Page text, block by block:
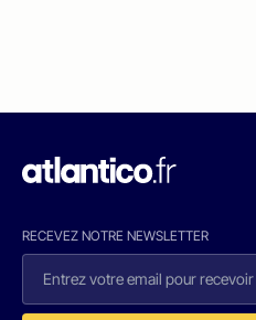
RECEVEZ NOTRE NEWSLETTER